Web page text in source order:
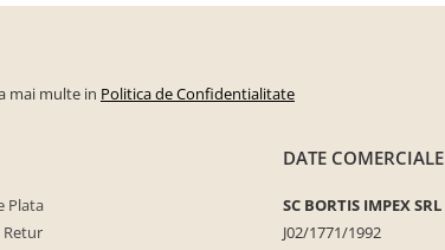
mai multe in Politica de Confidentialitate
Plata
Retur
DATE COMERCIALE
SC BORTIS IMPEX SRL
J02/1771/1992